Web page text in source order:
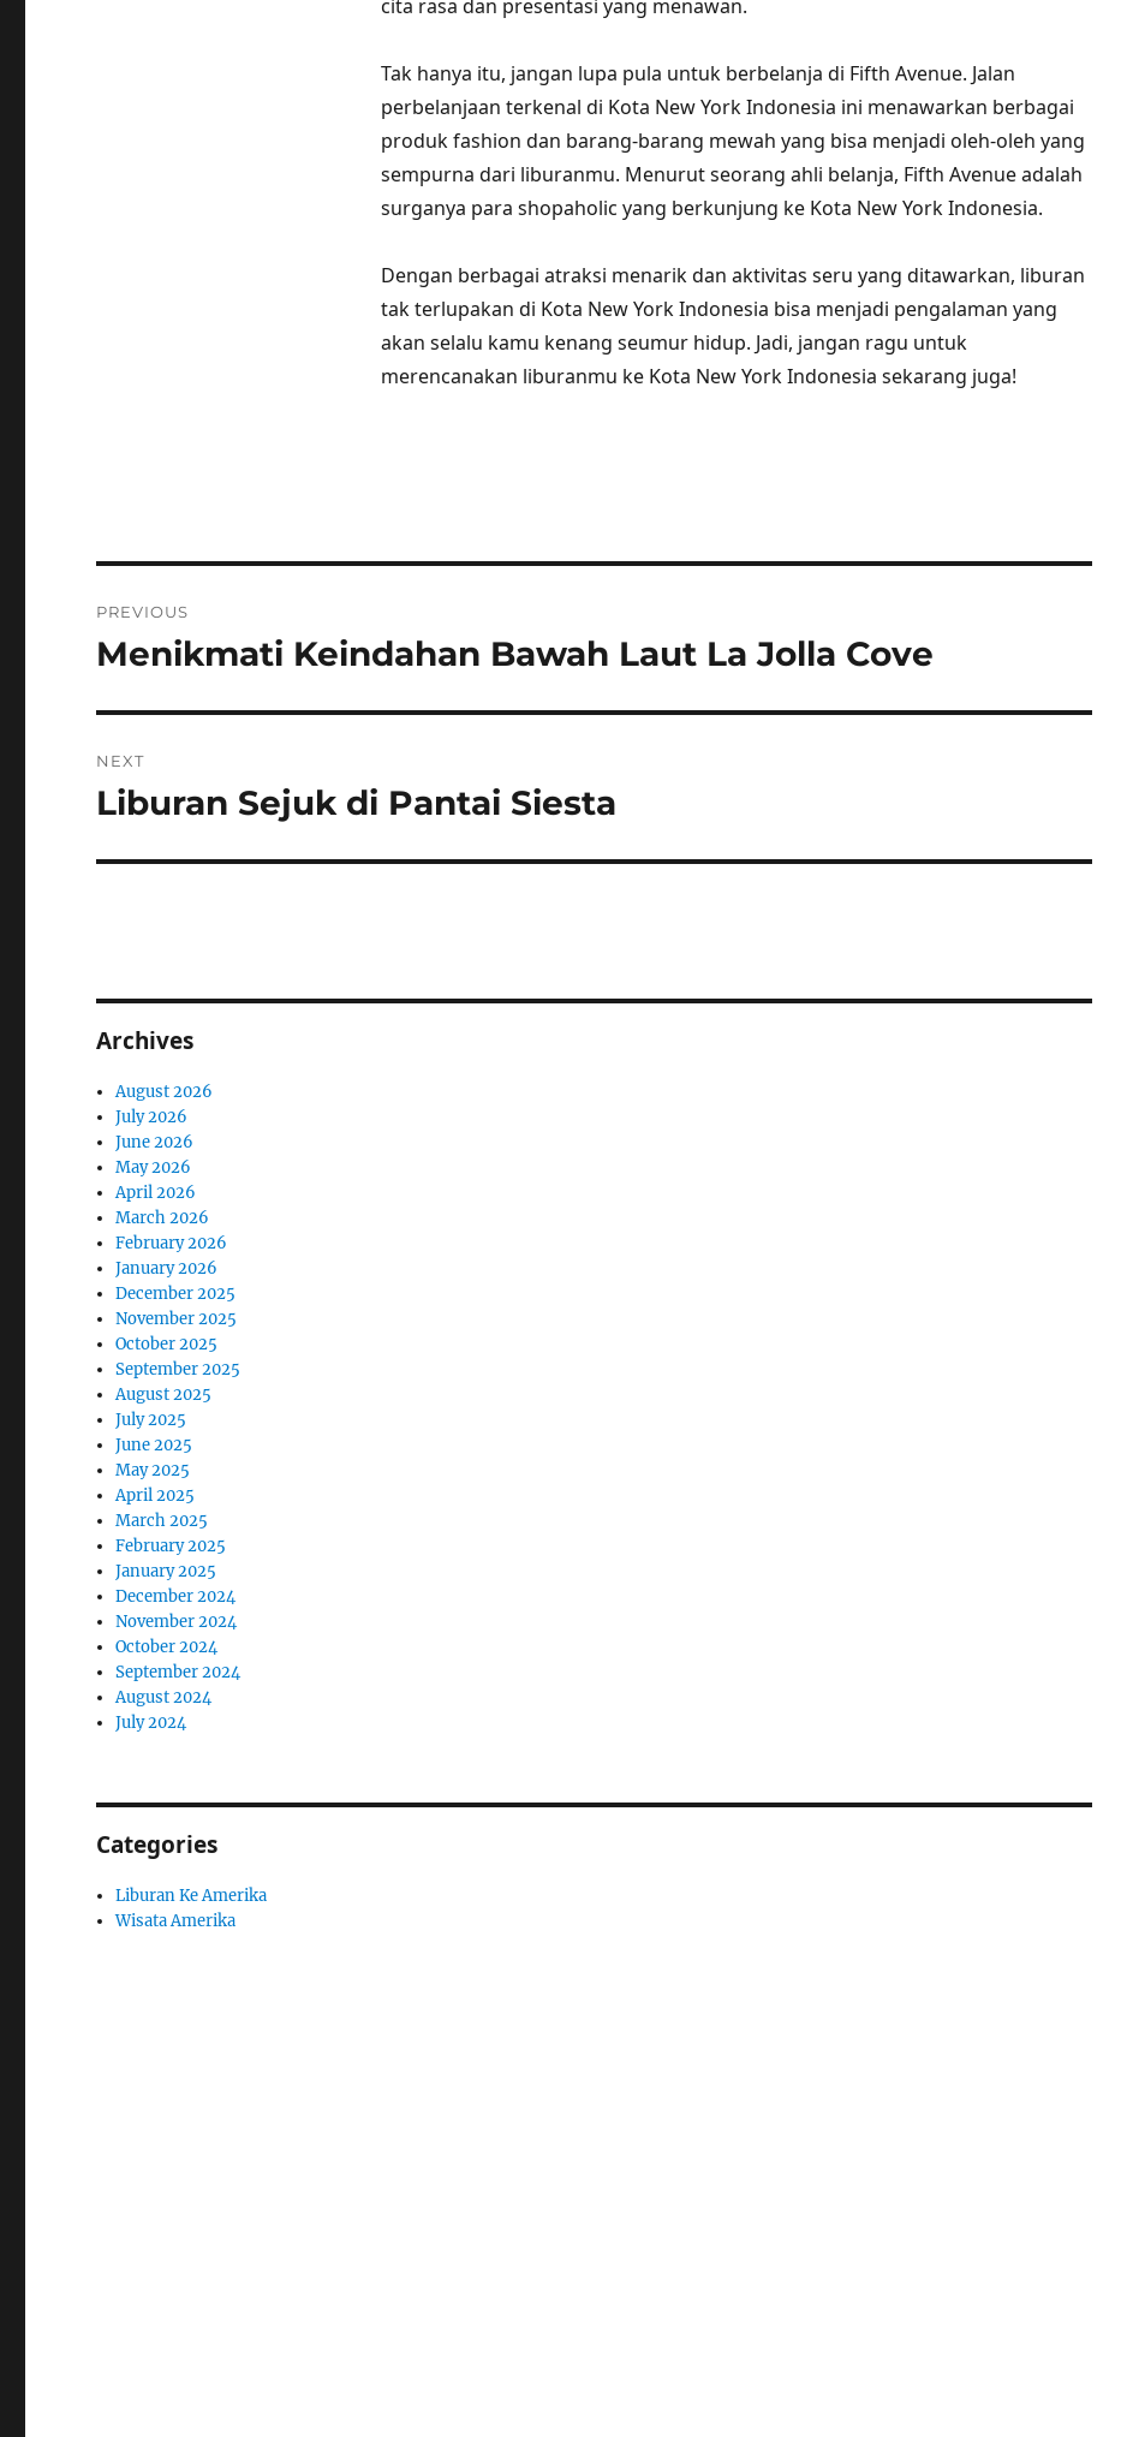
cita rasa dan presentasi yang menawan.
Tak hanya itu, jangan lupa pula untuk berbelanja di Fifth Avenue. Jalan
perbelanjaan terkenal di Kota New York Indonesia ini menawarkan berbagai
produk fashion dan barang-barang mewah yang bisa menjadi oleh-oleh yang
sempurna dari liburanmu. Menurut seorang ahli belanja, Fifth Avenue adalah
surganya para shopaholic yang berkunjung ke Kota New York Indonesia.
Dengan berbagai atraksi menarik dan aktivitas seru yang ditawarkan, liburan
tak terlupakan di Kota New York Indonesia bisa menjadi pengalaman yang
akan selalu kamu kenang seumur hidup. Jadi, jangan ragu untuk
merencanakan liburanmu ke Kota New York Indonesia sekarang juga!
navigation
PREVIOUS
Previous
Menikmati Keindahan Bawah Laut La Jolla Cove
NEXT
Next
Liburan Sejuk di Pantai Siesta
Archives
August 2026
July 2026
June 2026
May 2026
April 2026
March 2026
February 2026
January 2026
December 2025
November 2025
October 2025
September 2025
August 2025
July 2025
June 2025
May 2025
April 2025
March 2025
February 2025
January 2025
December 2024
November 2024
October 2024
September 2024
August 2024
July 2024
Categories
Liburan Ke Amerika
Wisata Amerika